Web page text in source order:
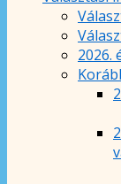
2026.